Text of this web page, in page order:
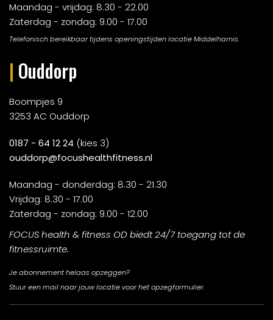
Maandag - vrijdag: 8.30 - 22.00
Zaterdag - zondag: 9.00 - 17.00
Telefonisch bereikbaar tijdens openingstijden locatie Middelharnis.
| Ouddorp
Boompjes 9
3253 AC Ouddorp
0187 - 64 12 24 (kies 3)
ouddorp@focushealthfitness.nl
Maandag - donderdag: 8.30 - 21.30
Vrijdag: 8.30 - 17.00
Zaterdag - zondag: 9.00 - 12.00
FOCUS health & fitness OD biedt 24/7 toegang tot de
fitnessruimte.
Je abonnement helaas opzeggen?
Stuur een mail naar jouw locatie voor het opzegformulier.